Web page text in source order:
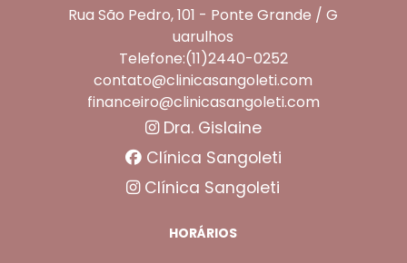
Rua São Pedro, 101 - Ponte Grande / G
uarulhos
Telefone:(11)2440-0252
contato@clinicasangoleti.com
financeiro@clinicasangoleti.com
Dra. Gislaine
Clínica Sangoleti
Clínica Sangoleti
HORÁRIOS